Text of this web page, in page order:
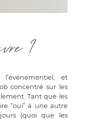
?
et
concentré sur les
Tant que les
“oui” à une autre
(quoi que les